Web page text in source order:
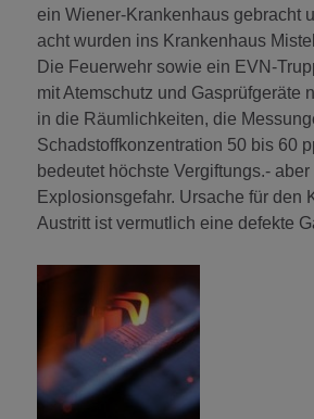
ein Wiener-Krankenhaus gebracht
acht wurden ins Krankenhaus
Die Feuerwehr sowie ein EVN-
mit Atemschutz und Gasprüfgeräte
in die Räumlichkeiten, die
Schadstoffkonzentration 50 bis 60
bedeutet höchste Vergiftungs.- aber
Explosionsgefahr. Ursache für den
Austritt ist vermutlich eine defekte